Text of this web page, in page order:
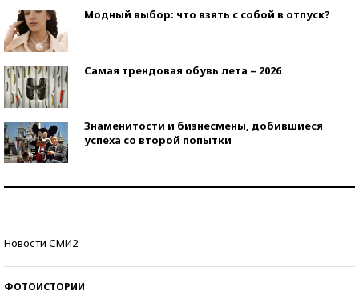
Модный выбор: что взять с собой в отпуск?
Самая трендовая обувь лета – 2026
Знаменитости и бизнесмены, добившиеся
успеха со второй попытки
Новости СМИ2
ФОТОИСТОРИИ